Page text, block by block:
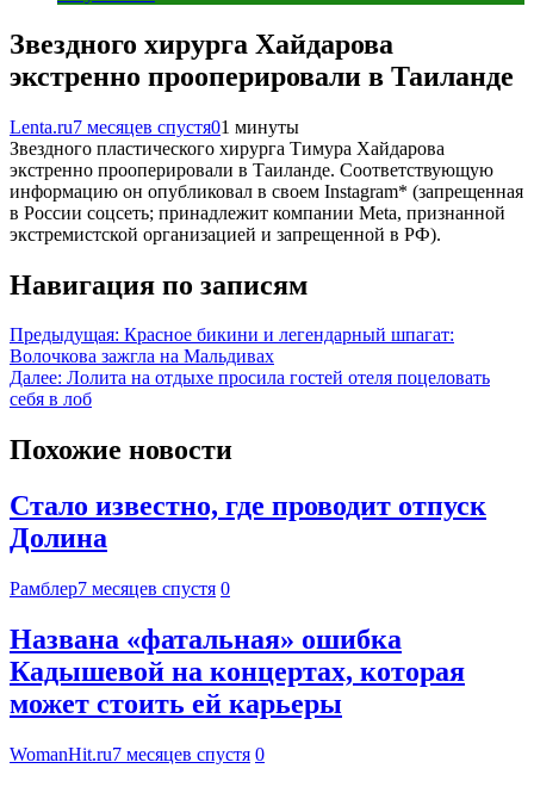
Звездного хирурга Хайдарова
экстренно прооперировали в Таиланде
Lenta.ru7 месяцев спустя01 минуты
Звездного пластического хирурга Тимура Хайдарова
экстренно прооперировали в Таиланде. Соответствующую
информацию он опубликовал в своем Instagram* (запрещенная
в России соцсеть; принадлежит компании Meta, признанной
экстремистской организацией и запрещенной в РФ).
Навигация по записям
Предыдущая: Красное бикини и легендарный шпагат:
Волочкова зажгла на Мальдивах
Далее: Лолита на отдыхе просила гостей отеля поцеловать
себя в лоб
Похожие новости
Стало известно, где проводит отпуск
Долина
Рамблер7 месяцев спустя 0
Названа «фатальная» ошибка
Кадышевой на концертах, которая
может стоить ей карьеры
WomanHit.ru7 месяцев спустя 0